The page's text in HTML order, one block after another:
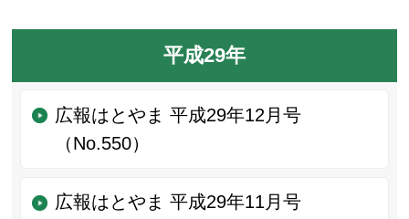
平成29年
広報はとやま 平成29年12月号
（No.550）
広報はとやま 平成29年11月号